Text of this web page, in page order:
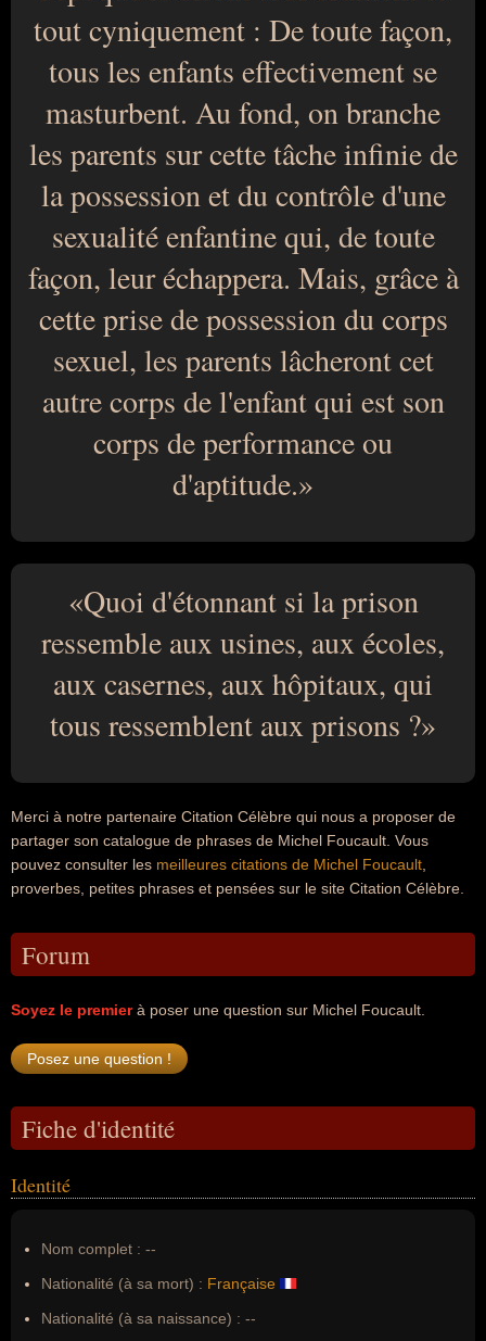
tout cyniquement : De toute façon,
tous les enfants effectivement se
masturbent. Au fond, on branche
les parents sur cette tâche infinie de
la possession et du contrôle d'une
sexualité enfantine qui, de toute
façon, leur échappera. Mais, grâce à
cette prise de possession du corps
sexuel, les parents lâcheront cet
autre corps de l'enfant qui est son
corps de performance ou
d'aptitude.
Quoi d'étonnant si la prison
ressemble aux usines, aux écoles,
aux casernes, aux hôpitaux, qui
tous ressemblent aux prisons ?
Merci à notre partenaire Citation Célèbre qui nous a proposer de
partager son catalogue de phrases de Michel Foucault. Vous
pouvez consulter les meilleures citations de Michel Foucault
proverbes, petites phrases et pensées sur le site Citation Célèbre.
Forum
Soyez le premierà poser une question sur Michel Foucault.
Fiche d'identité
Identité
Nom complet : --
Nationalité (à sa mort) : Française
Nationalité (à sa naissance) : --